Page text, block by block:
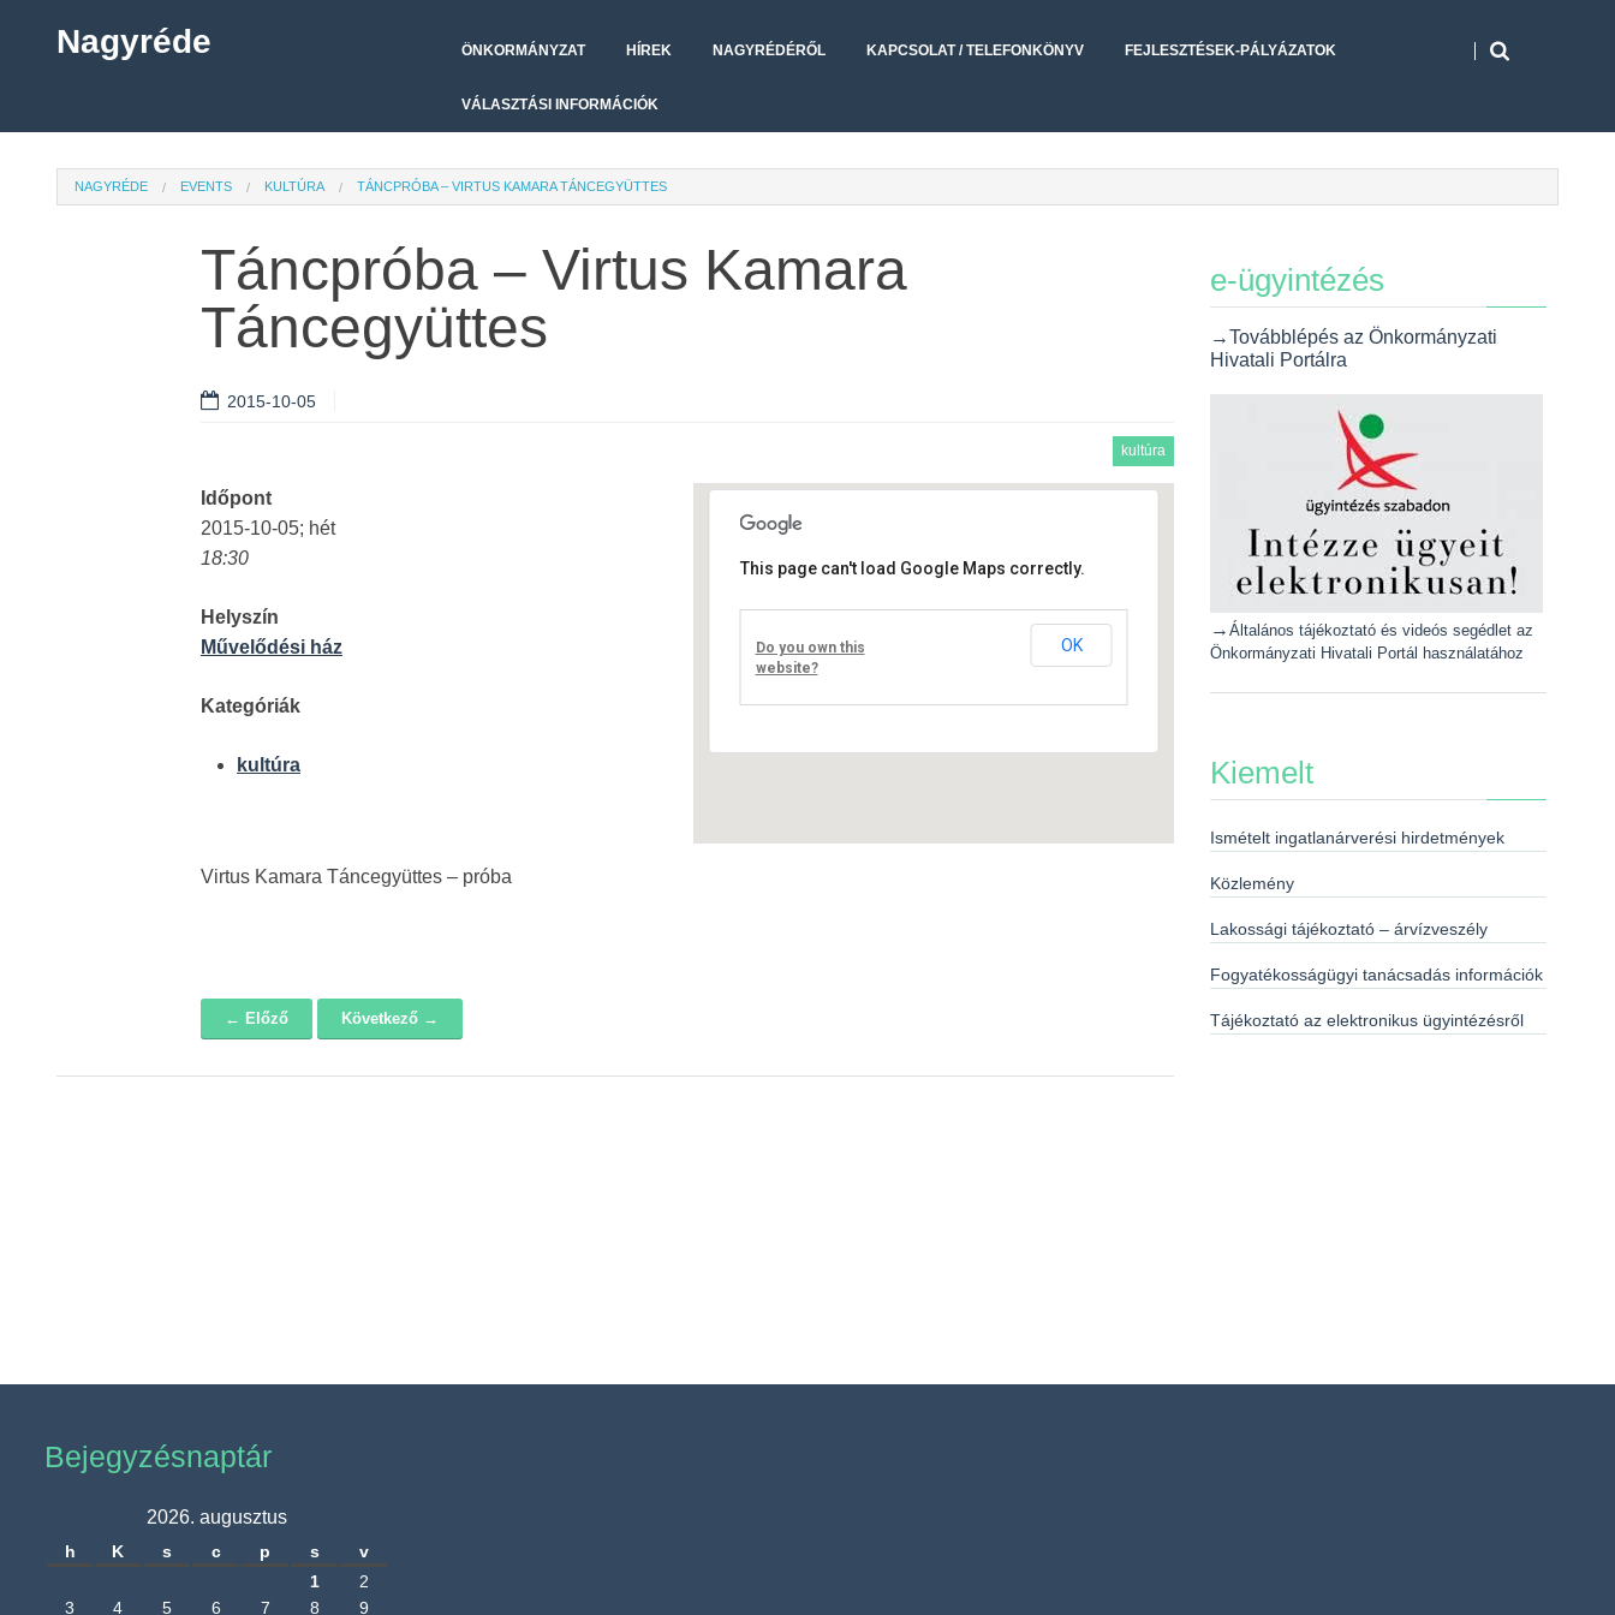
Nagyréde ÖNKORMÁNYZAT HÍREK NAGYRÉDÉRŐL KAPCSOLAT / TELEFONKÖNYV FEJLESZTÉSEK-PÁLYÁZATOK
VÁLASZTÁSI INFORMÁCIÓK
NAGYRÉDE EVENTS KULTÚRA TÁNCPRÓBA – VIRTUS KAMARA TÁNCEGYÜTTES
Táncpróba – Virtus Kamara
Táncegyüttes
2015-10-05
kultúra
Művelődési ház
Fő út 8 - Nagyréde
Események
This page can't load Google Maps correctly.
Do you own this
website?
OK
Időpont
2015-10-05; hét
18:30
Helyszín
Művelődési ház
Kategóriák
kultúra
Virtus Kamara Táncegyüttes – próba
← Előző Következő →
e-ügyintézés
→Továbblépés az Önkormányzati
Hivatali Portálra
→ Általános tájékoztató és videós segédlet az
Önkormányzati Hivatali Portál használatához
Kiemelt
Ismételt ingatlanárverési hirdetmények
Közlemény
Lakossági tájékoztató – árvízveszély
Fogyatékosságügyi tanácsadás információk
Tájékoztató az elektronikus ügyintézésről
Bejegyzésnaptár
2026. augusztus
h K s c p s
v
1
2
3
4 5 6 7 8 9